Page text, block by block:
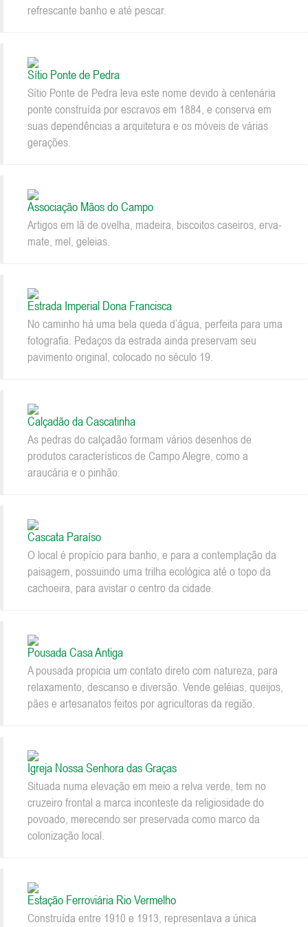
refrescante banho e até pescar.
Sítio Ponte de Pedra
Sítio Ponte de Pedra leva este nome devido à centenária
ponte construída por escravos em 1884, e conserva em
suas dependências a arquitetura e os móveis de várias
gerações.
Associação Mãos do Campo
Artigos em lã de ovelha, madeira, biscoitos caseiros, erva-
mate, mel, geleias.
Estrada Imperial Dona Francisca
No caminho há uma bela queda d’água, perfeita para uma
fotografia. Pedaços da estrada ainda preservam seu
pavimento original, colocado no século 19.
Calçadão da Cascatinha
As pedras do calçadão formam vários desenhos de
produtos característicos de Campo Alegre, como a
araucária e o pinhão.
Cascata Paraíso
O local é propício para banho, e para a contemplação da
paisagem, possuindo uma trilha ecológica até o topo da
cachoeira, para avistar o centro da cidade.
Pousada Casa Antiga
A pousada propicia um contato direto com natureza, para
relaxamento, descanso e diversão. Vende geléias, queijos,
pães e artesanatos feitos por agricultoras da região.
Igreja Nossa Senhora das Graças
Situada numa elevação em meio a relva verde, tem no
cruzeiro frontal a marca inconteste da religiosidade do
povoado, merecendo ser preservada como marco da
colonização local.
Estação Ferroviária Rio Vermelho
Construída entre 1910 e 1913, representava a única